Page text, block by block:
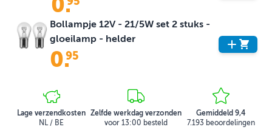
Bollampje 12V - 21/5W set 2 stuks -
gloeilamp - helder
0.
95
Lage verzendkosten
NL / BE
Zelfde werkdag verzonden
voor 13:00 besteld
Gemiddeld 9,4
7.193 beoordelingen